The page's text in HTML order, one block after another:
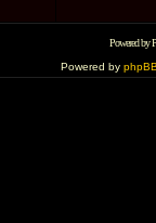
Powered by
Powered by